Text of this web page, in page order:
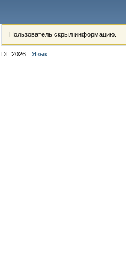
Пользователь скрыл информацию.
DL 2026 Язык